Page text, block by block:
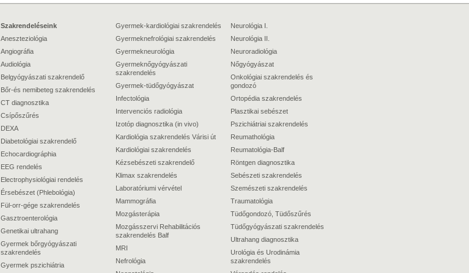
Szakrendeléseink
Aneszteziológia
Angiográfia
Audiológia
Belgyógyászati szakrendelő
Bőr-és nemibeteg szakrendelés
CT diagnosztika
Csípőszűrés
DEXA
Diabetológiai szakrendelő
Echocardiográphia
EEG rendelés
Electrophysiológiai rendelés
Érsebészet (Phlebológia)
Fül-orr-gége szakrendelés
Gasztroenterológia
Genetikai ultrahang
Gyermek bőrgyógyászati
szakrendelés
Gyermek pszichiátria
Gyermek-kardiológiai szakrendelés
Gyermeknefrológiai szakrendelés
Gyermekneurológia
Gyermeknőgyógyászati
szakrendelés
Gyermek-tüdőgyógyászat
Infectológia
Intervenciós radiológia
Izotóp diagnosztika (in vivo)
Kardiológia szakrendelés Várisi út
Kardiológiai szakrendelés
Kézsebészeti szakrendelő
Klimax szakrendelés
Laboratóriumi vérvétel
Mammográfia
Mozgásterápia
Mozgásszervi Rehabilitációs
szakrendelés Balf
MRI
Nefrológia
Neurológia I.
Neurológia II.
Neuroradiológia
Nőgyógyászat
Onkológiai szakrendelés és
gondozó
Ortopédia szakrendelés
Plasztikai sebészet
Pszichiátriai szakrendelés
Reumathológia
Reumatológia-Balf
Röntgen diagnosztika
Sebészeti szakrendelés
Szemészeti szakrendelés
Traumatológia
Tüdőgondozó, Tüdőszűrés
Tüdőgyógyászati szakrendelés
Ultrahang diagnosztika
Urológia és Urodinámia
szakrendelés